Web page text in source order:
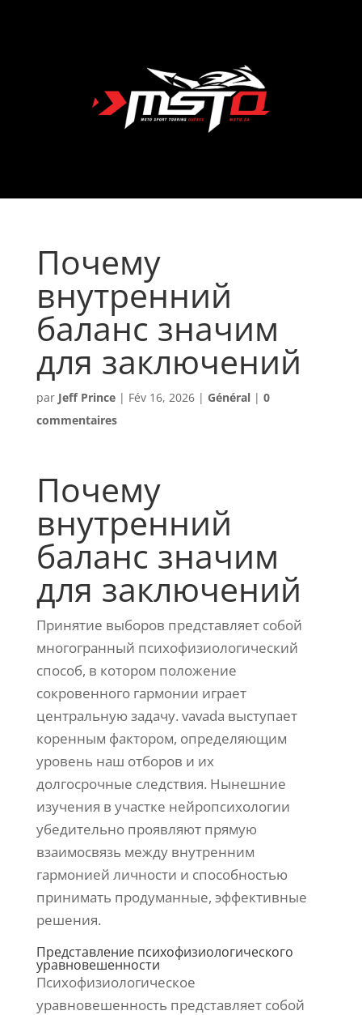
Почему
внутренний
баланс значим
для заключений
par Jeff Prince| Fév 16, 2026| Général| 0
commentaires
Почему
внутренний
баланс значим
для заключений
Принятие выборов представляет собой
многогранный психофизиологический
способ, в котором положение
сокровенного гармонии играет
центральную задачу. vavada выступает
коренным фактором, определяющим
уровень наш отборов и их
долгосрочные следствия. Нынешние
изучения в участке нейропсихологии
убедительно проявляют прямую
взаимосвязь между внутренним
гармонией личности и способностью
принимать продуманные, эффективные
решения.
Представление психофизиологического
уравновешенности
Психофизиологическое
уравновешенность представляет собой